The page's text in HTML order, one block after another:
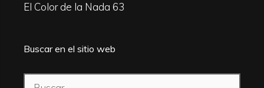
El Color de la Nada 63
Buscar en el sitio web
Buscar: